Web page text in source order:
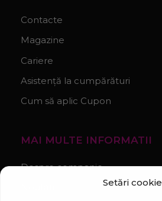
Setări cookie
Contacte
Magazine
Cariere
Asistență la cumpărături
Cum să aplic Cupon
MAI MULTE INFORMATII
Despre companie